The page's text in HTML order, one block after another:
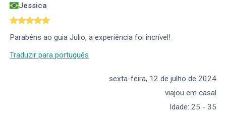
Jessica
Parabéns ao guia Julio, a experiência foi incrível!
Traduzir para português
sexta-feira, 12 de julho de 2024
viajou em casal
Idade: 25 - 35